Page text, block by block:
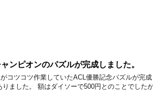
ンピオンのパズルが完成しました。
コツコツ作業していたACL優勝記念パズルが完成
ました。 額はダイソーで500円とのことでした